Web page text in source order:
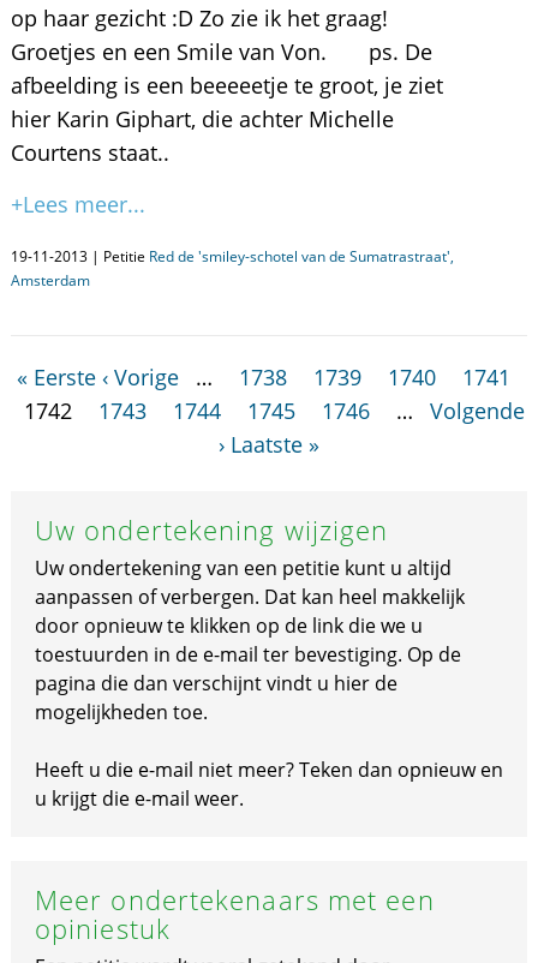
op haar gezicht :D Zo zie ik het graag!
Groetjes en een Smile van Von. ps. De
afbeelding is een beeeeetje te groot, je ziet
hier Karin Giphart, die achter Michelle
Courtens staat..
+Lees meer...
19-11-2013 | Petitie Red de 'smiley-schotel van de Sumatrastraat',
Amsterdam
« Eerste ‹ Vorige … 1738 1739 1740
1741
1742
1743 1744 1745 1746 …
Volgende
› Laatste »
Uw ondertekening wijzigen
Uw ondertekening van een petitie kunt u altijd
aanpassen of verbergen. Dat kan heel makkelijk
door opnieuw te klikken op de link die we u
toestuurden in de e-mail ter bevestiging. Op de
pagina die dan verschijnt vindt u hier de
mogelijkheden toe.
Heeft u die e-mail niet meer? Teken dan opnieuw en
u krijgt die e-mail weer.
Meer ondertekenaars met een
opiniestuk